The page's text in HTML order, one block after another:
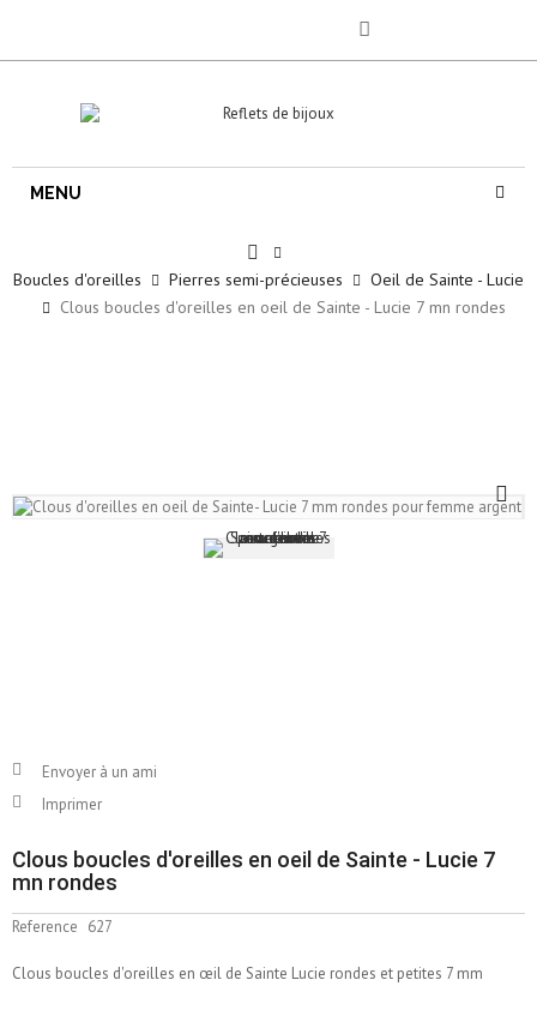
MENU
Boucles d'oreilles Pierres semi-précieuses
Oeil de Sainte - Lucie
Clous boucles d'oreilles en oeil de Sainte - Lucie 7 mn rondes
Envoyer à un ami
Imprimer
Clous boucles d'oreilles en oeil de Sainte - Lucie 7
mn rondes
Reference 627
Clous boucles d'oreilles en œil de Sainte Lucie rondes et petites 7 mm